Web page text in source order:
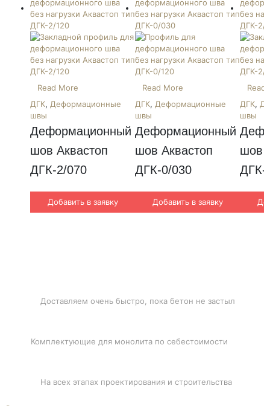
Read More
ДГК, Деформационные
швы
Деформационный
шов Аквастоп
ДГК-2/070
Добавить в заявку
Read More
ДГК, Деформационные
швы
Деформационный
шов Аквастоп
ДГК-0/030
Добавить в заявку
Read
ДГК,
швы
шов
ДГК-
Доставляем очень быстро, пока бетон не застыл
Комплектующие для монолита по себестоимости
На всех этапах проектирования и строительства